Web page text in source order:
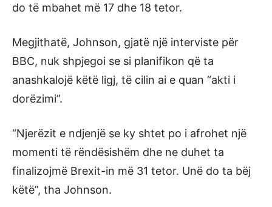
do të mbahet më 17 dhe 18 tetor.
Megjithatë, Johnson, gjatë një interviste për
BBC, nuk shpjegoi se si planifikon që ta
anashkalojë këtë ligj, të cilin ai e quan “akti i
dorëzimi”.
“Njerëzit e ndjenjë se ky shtet po i afrohet një
momenti të rëndësishëm dhe ne duhet ta
finalizojmë Brexit-in më 31 tetor. Unë do ta bëj
këtë”, tha Johnson.